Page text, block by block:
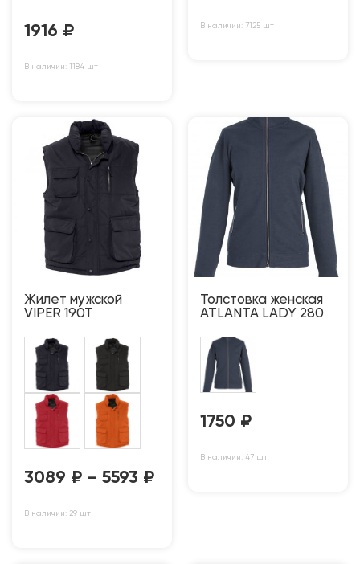
1916 ₽
В наличии: 1184 шт
В наличии: 7125 шт
Жилет мужской
VIPER 190T
3089 ₽ – 5593 ₽
В наличии: 29 шт
Толстовка женская
ATLANTA LADY 280
1750 ₽
В наличии: 47 шт